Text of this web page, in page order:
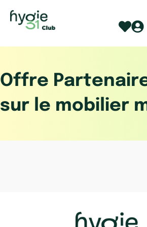
contenu
Offre
sur le mobilier